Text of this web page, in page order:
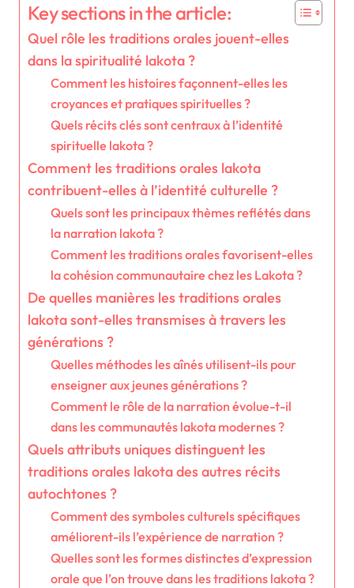
Key sections in the article:
Quel rôle les traditions orales jouent-elles
dans la spiritualité lakota ?
Comment les histoires façonnent-elles les
croyances et pratiques spirituelles ?
Quels récits clés sont centraux à l’identité
spirituelle lakota ?
Comment les traditions orales lakota
contribuent-elles à l’identité culturelle ?
Quels sont les principaux thèmes reflétés dans
la narration lakota ?
Comment les traditions orales favorisent-elles
la cohésion communautaire chez les Lakota ?
De quelles manières les traditions orales
lakota sont-elles transmises à travers les
générations ?
Quelles méthodes les aînés utilisent-ils pour
enseigner aux jeunes générations ?
Comment le rôle de la narration évolue-t-il
dans les communautés lakota modernes ?
Quels attributs uniques distinguent les
traditions orales lakota des autres récits
autochtones ?
Comment des symboles culturels spécifiques
améliorent-ils l’expérience de narration ?
Quelles sont les formes distinctes d’expression
orale que l’on trouve dans les traditions lakota ?